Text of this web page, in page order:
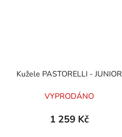
Kužele PASTORELLI - JUNIOR
VYPRODÁNO
1 259 Kč